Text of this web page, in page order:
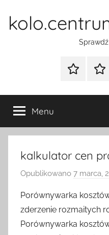
Sprawdź
Strona
Menu
kalkulator cen
Opublikowano 7 marca,
Porównywarka
zderzenie rozmaitych
Porównywarka